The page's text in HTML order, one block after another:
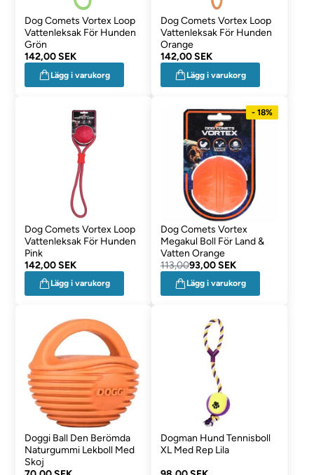
Dog Comets Vortex Loop
Vattenleksak För Hunden
Grön
142,00 SEK
Lägg i varukorg
Dog Comets Vortex Loop
Vattenleksak För Hunden
Orange
142,00 SEK
Lägg i varukorg
Dog Comets Vortex Loop
Vattenleksak För Hunden
Pink
142,00 SEK
Lägg i varukorg
- 18%
Dog Comets Vortex
Megakul Boll För Land &
Vatten Orange
113,0093,00 SEK
Lägg i varukorg
Doggi Ball Den Berömda
Naturgummi Lekboll Med
Skoj
Dogman Hund Tennisboll
XL Med Rep Lila